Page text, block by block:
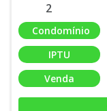
2
Condomínio
IPTU
Venda